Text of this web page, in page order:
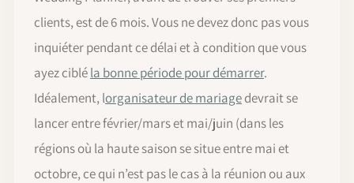
clients, est de 6 mois. Vous ne devez donc pas vous
inquiéter pendant ce délai et à condition que vous
ayez cibléla bonne période pour démarrer.
Idéalement, lorganisateur de mariagedevrait se
lancer entre février/mars et mai/juin (dans les
régions où la haute saison se situe entre mai et
octobre, ce qui n’est pas le cas à la réunion ou aux